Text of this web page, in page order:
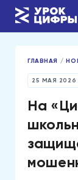
ГЛАВНАЯ /
25 МАЯ 2026
На